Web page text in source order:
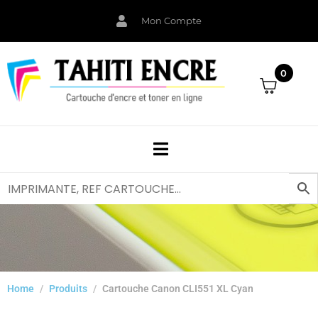
Mon Compte
0
Home Produits Cartouche Canon CLI551 XL Cyan